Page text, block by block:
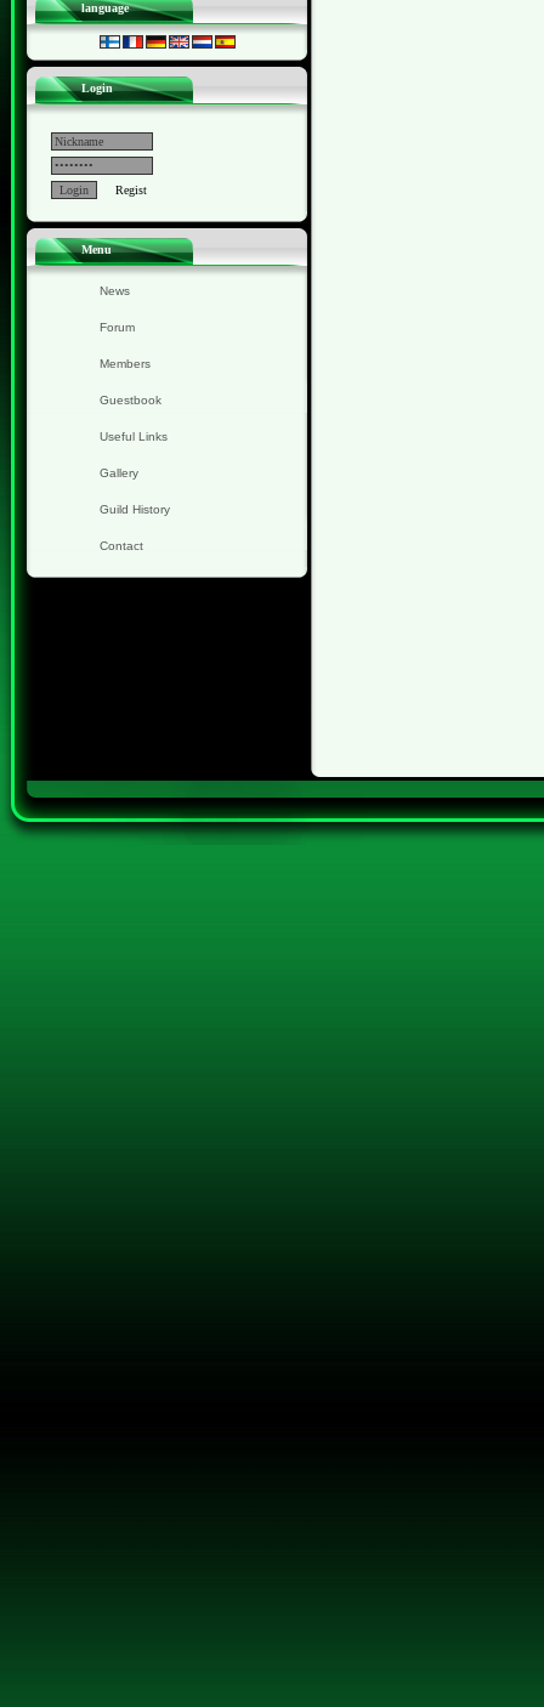
language
Login
Regist
Menu
News
Forum
Members
Guestbook
Useful Links
Gallery
Guild History
Contact